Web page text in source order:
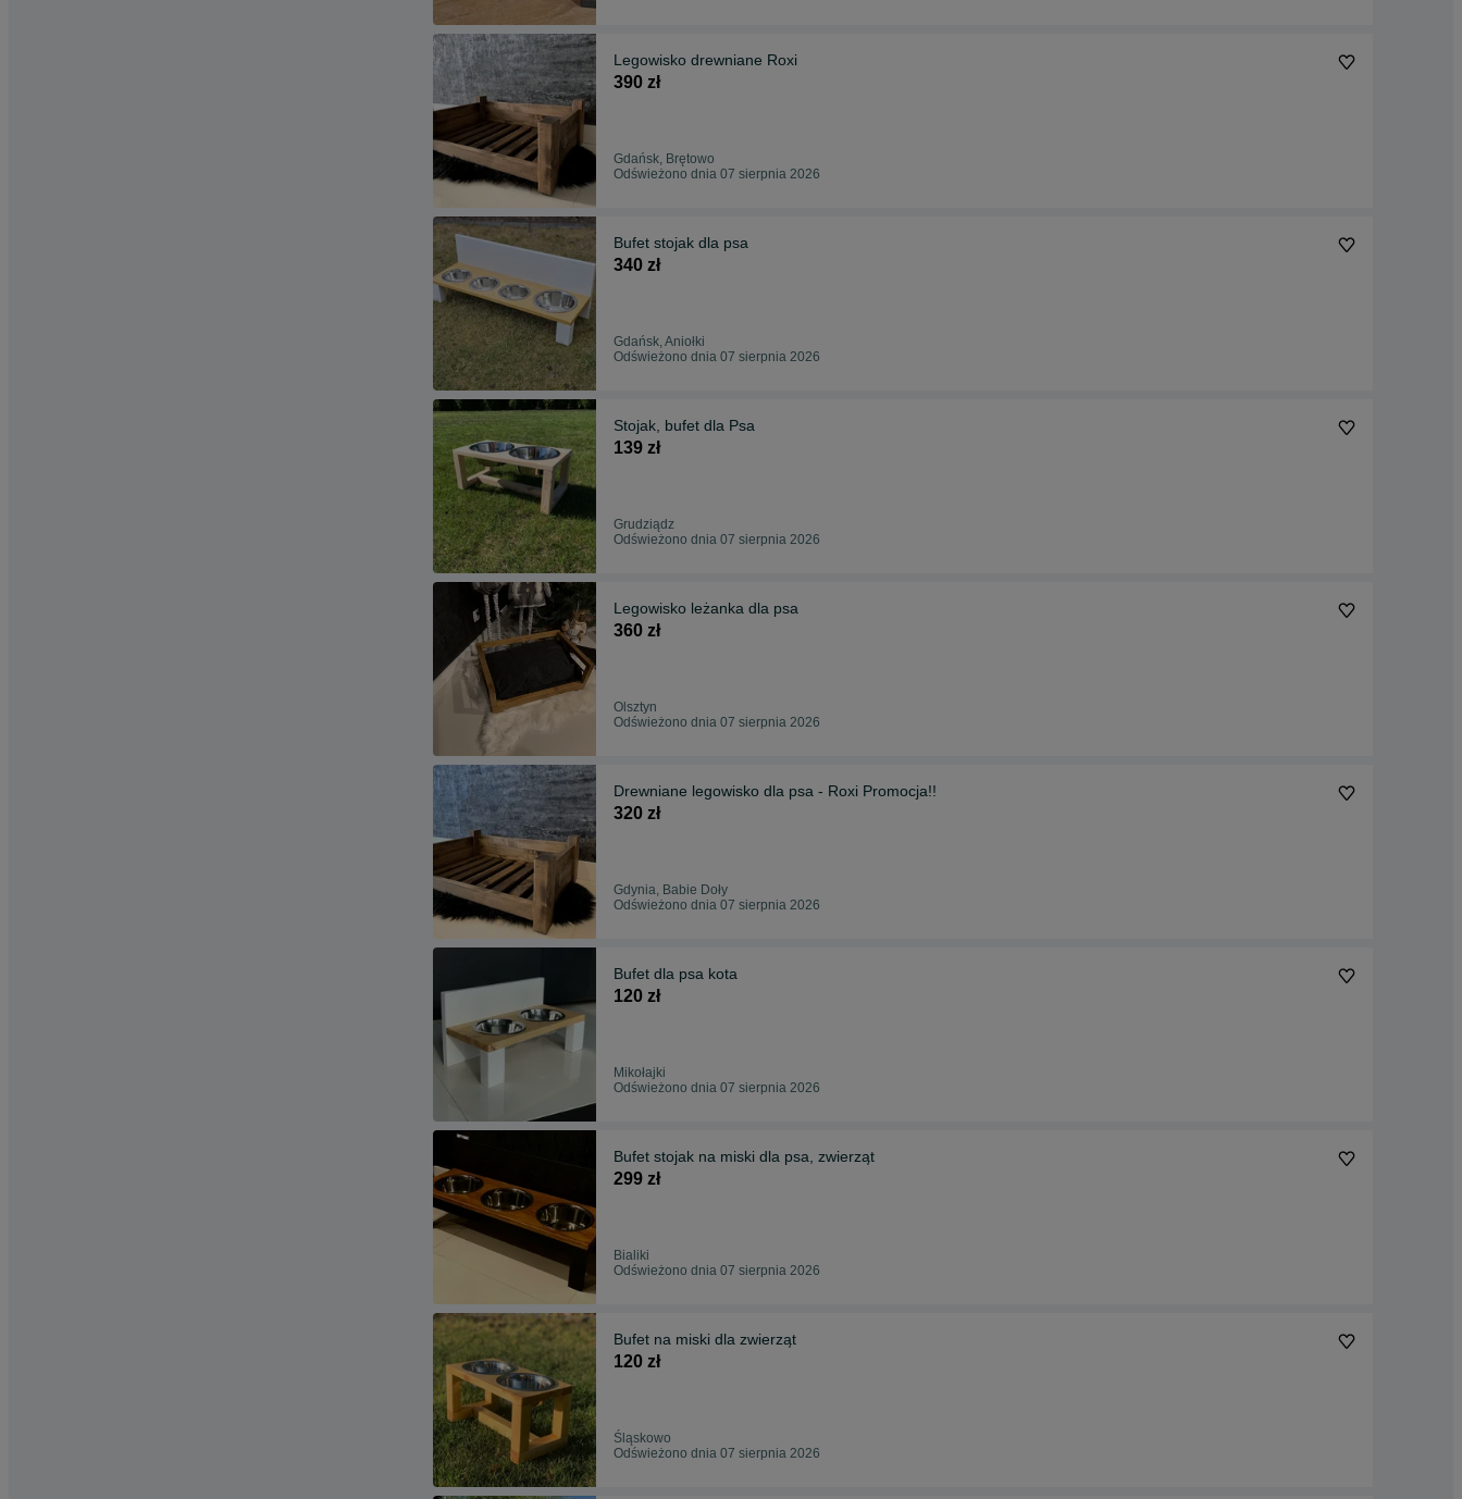
Legowisko drewniane Roxi
390 zł
Gdańsk, Brętowo
Odświeżono dnia 07 sierpnia 2026
Bufet stojak dla psa
340 zł
Gdańsk, Aniołki
Odświeżono dnia 07 sierpnia 2026
Stojak, bufet dla Psa
139 zł
Grudziądz
Odświeżono dnia 07 sierpnia 2026
Legowisko leżanka dla psa
360 zł
Olsztyn
Odświeżono dnia 07 sierpnia 2026
Drewniane legowisko dla psa - Roxi Promocja!!
320 zł
Gdynia, Babie Doły
Odświeżono dnia 07 sierpnia 2026
Bufet dla psa kota
120 zł
Mikołajki
Odświeżono dnia 07 sierpnia 2026
Bufet stojak na miski dla psa, zwierząt
299 zł
Bialiki
Odświeżono dnia 07 sierpnia 2026
Bufet na miski dla zwierząt
120 zł
Śląskowo
Odświeżono dnia 07 sierpnia 2026